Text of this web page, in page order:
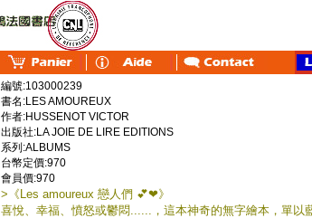
編號:103000239
書名:LES AMOUREUX
作者:HUSSENOT VICTOR
出版社:LA JOIE DE LIRE EDITIONS
系列:ALBUMS
台幣定價:970
會員價:970
>《Les amoureux 戀人們 💕❤》
喜悅、幸福、憤怒或鬱悶......，這本神奇的無字繪本，單以